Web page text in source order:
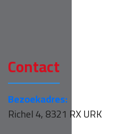
Contact
Bezoekadres:
Richel 4, 8321 RX URK